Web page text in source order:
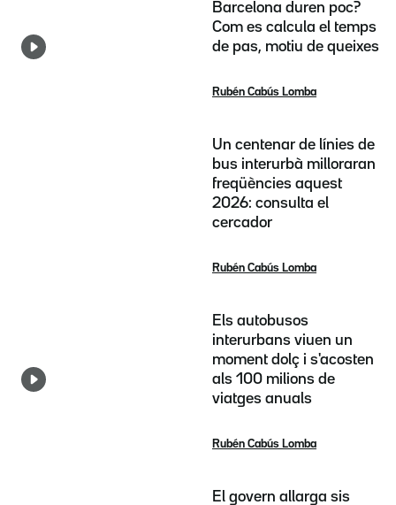
Barcelona duren poc?
Com es calcula el temps
de pas, motiu de queixes
Rubén Cabús Lomba
Un centenar de línies de
bus interurbà milloraran
freqüències aquest
2026: consulta el
cercador
Rubén Cabús Lomba
Els autobusos
interurbans viuen un
moment dolç i s'acosten
als 100 milions de
viatges anuals
Rubén Cabús Lomba
El govern allarga sis